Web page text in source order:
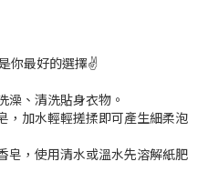
你最好的選擇✌️⁣
澡、清洗貼身衣物。
，加水輕輕搓揉即可產生細柔泡
皂，使用清水或溫水先溶解紙肥